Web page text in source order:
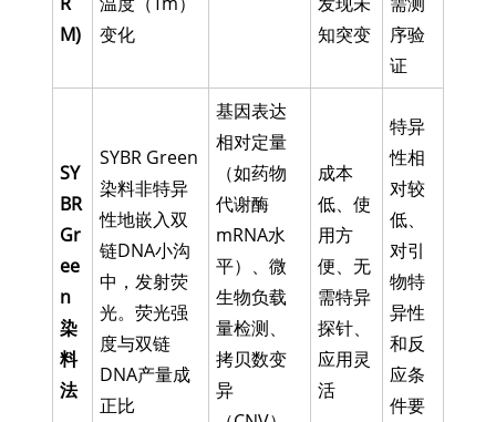
M)
变化
知突变
序验
证
SY
BR
Gr
ee
n
染
料
法
SYBR Green
染料非特异
性地嵌入双
链DNA小沟
中，发射荧
光。荧光强
度与双链
DNA产量成
正比
基因表达
相对定量
（如药物
代谢酶
mRNA水
平）、微
生物负载
量检测、
拷贝数变
异
成本
低、使
用方
便、无
需特异
探针、
应用灵
活
特异
性相
对较
低、
对引
物特
异性
和反
应条
件要